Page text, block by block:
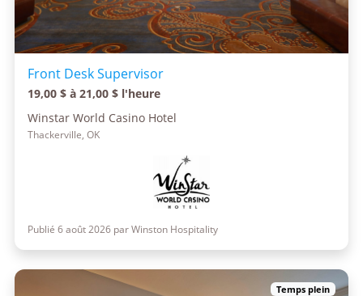
Front Desk Supervisor
19,00 $ à 21,00 $ l'heure
Winstar World Casino Hotel
Thackerville, OK
Publié 6 août 2026 par Winston Hospitality
Temps plein